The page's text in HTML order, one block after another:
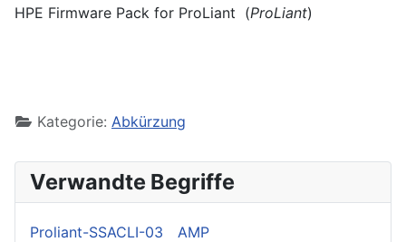
HPE Firmware Pack for ProLiant (ProLiant)
Kategorie: Abkürzung
Verwandte Begriffe
Proliant-SSACLI-03
AMP